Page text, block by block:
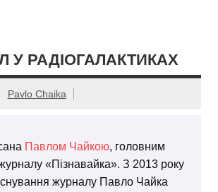
У РАДІОГАЛАКТИКАХ
Pavlo Chaika
Павлом Чайкою, головним
«Пізнавайка». З 2013 року
журналу Павло Чайка